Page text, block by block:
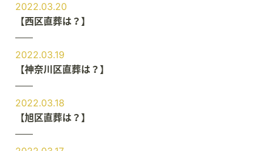
2022.03.20
【西区直葬は？】
2022.03.19
【神奈川区直葬は？】
2022.03.18
【旭区直葬は？】